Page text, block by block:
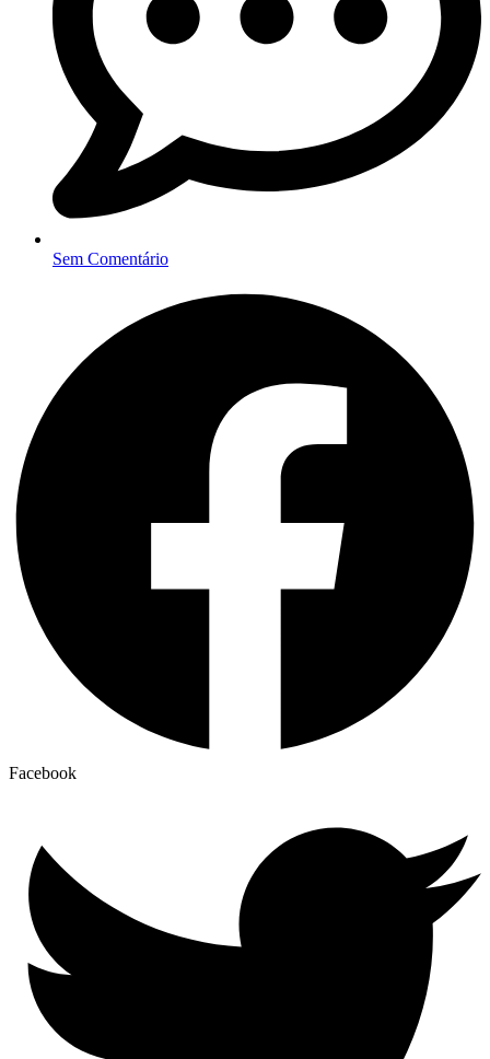
Sem Comentário
Facebook